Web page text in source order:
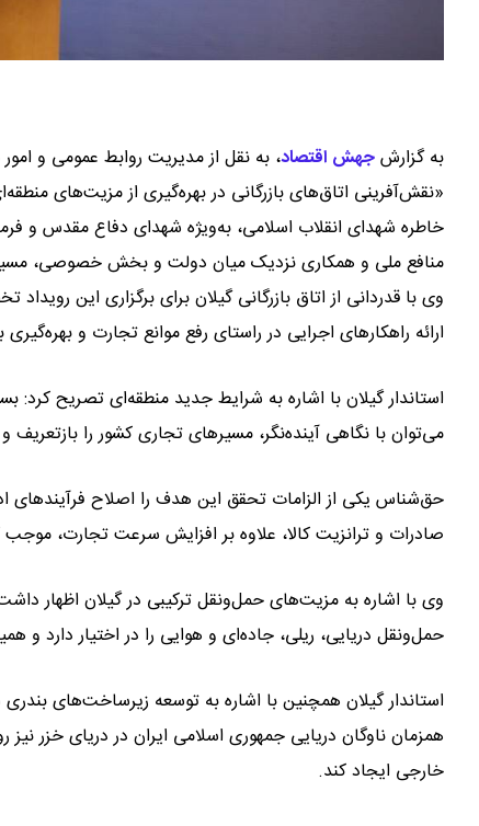
به گزارشجهش اقتصاد، به نقل از مدیریت روابط عمومی و
«نقش‌آفرینی اتاق‌های بازرگانی در بهره‌گیری از مزیت‌های
خاطره شهدای انقلاب اسلامی، به‌ویژه شهدای دفاع مقدس و
منافع ملی و همکاری نزدیک میان دولت و بخش خصوصی، مسیر
وی با قدردانی از اتاق بازرگانی گیلان برای برگزاری این
ارائه راهکارهای اجرایی در راستای رفع موانع تجارت و
استاندار گیلان با اشاره به شرایط جدید منطقه‌ای تصریح
می‌توان با نگاهی آینده‌نگر، مسیرهای تجاری کشور را
حق‌شناس یکی از الزامات تحقق این هدف را اصلاح
صادرات و ترانزیت کالا، علاوه بر افزایش سرعت تجارت،
وی با اشاره به مزیت‌های حمل‌ونقل ترکیبی در گیلان اظهار
حمل‌ونقل دریایی، ریلی، جاده‌ای و هوایی را در اختیار دارد و
استاندار گیلان همچنین با اشاره به توسعه زیرساخت‌های
همزمان ناوگان دریایی جمهوری اسلامی ایران در دریای خزر
خارجی ایجاد کند.